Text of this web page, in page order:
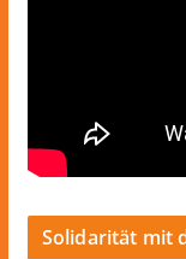
Solidarität mit